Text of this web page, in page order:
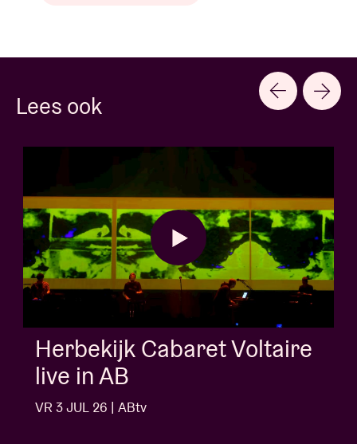
Lees ook
AB Session met Kids With
Buns
VR 3 JUL 26 | ABtv